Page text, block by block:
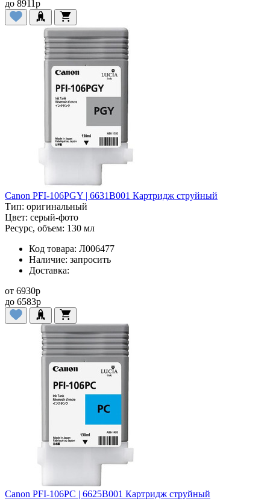
до 8911 p
Canon PFI-106PGY | 6631B001 Картридж струйный
Тип: оригинальный
Цвет: серый-фото
Ресурс, объем: 130 мл
Код товара: Л006477
Наличие: запросить
Доставка:
от 6930p
до 6583p
Canon PFI-106PC | 6625B001 Картридж струйный